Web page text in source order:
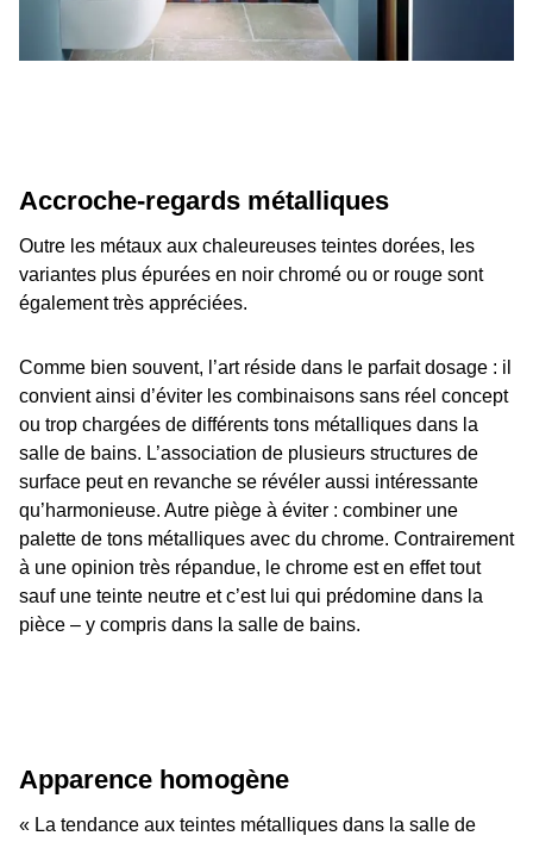
Accroche-regards métalliques
Outre les métaux aux chaleureuses teintes dorées, les
variantes plus épurées en noir chromé ou or rouge sont
également très appréciées.
Comme bien souvent, l’art réside dans le parfait dosage : il
convient ainsi d’éviter les combinaisons sans réel concept
ou trop chargées de différents tons métalliques dans la
salle de bains. L’association de plusieurs structures de
surface peut en revanche se révéler aussi intéressante
qu’harmonieuse. Autre piège à éviter : combiner une
palette de tons métalliques avec du chrome. Contrairement
à une opinion très répandue, le chrome est en effet tout
sauf une teinte neutre et c’est lui qui prédomine dans la
pièce – y compris dans la salle de bains.
Apparence homogène
« La tendance aux teintes métalliques dans la salle de